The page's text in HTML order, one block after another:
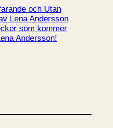
som kommer
Andersson!